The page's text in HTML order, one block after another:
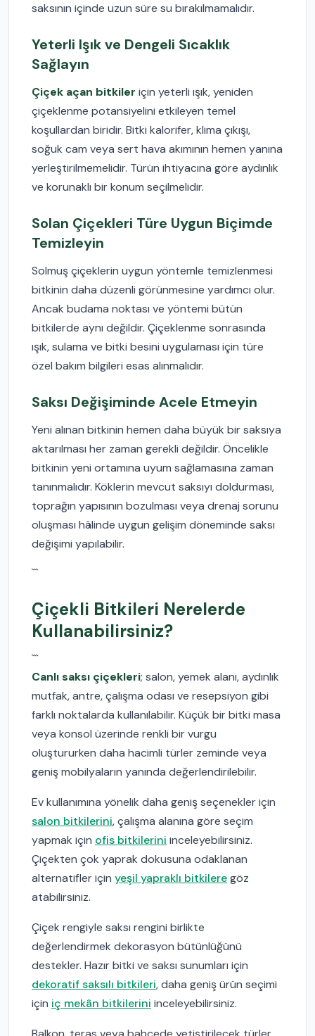
saksının içinde uzun süre su bırakılmamalıdır.
Yeterli Işık ve Dengeli Sıcaklık
Sağlayın
Çiçek açan bitkiler için yeterli ışık, yeniden
çiçeklenme potansiyelini etkileyen temel
koşullardan biridir. Bitki kalorifer, klima çıkışı,
soğuk cam veya sert hava akımının hemen yanına
yerleştirilmemelidir. Türün ihtiyacına göre aydınlık
ve korunaklı bir konum seçilmelidir.
Solan Çiçekleri Türe Uygun Biçimde
Temizleyin
Solmuş çiçeklerin uygun yöntemle temizlenmesi
bitkinin daha düzenli görünmesine yardımcı olur.
Ancak budama noktası ve yöntemi bütün
bitkilerde aynı değildir. Çiçeklenme sonrasında
ışık, sulama ve bitki besini uygulaması için türe
özel bakım bilgileri esas alınmalıdır.
Saksı Değişiminde Acele Etmeyin
Yeni alınan bitkinin hemen daha büyük bir saksıya
aktarılması her zaman gerekli değildir. Öncelikle
bitkinin yeni ortamına uyum sağlamasına zaman
tanınmalıdır. Köklerin mevcut saksıyı doldurması,
toprağın yapısının bozulması veya drenaj sorunu
oluşması hâlinde uygun gelişim döneminde saksı
değişimi yapılabilir.
```
Çiçekli Bitkileri Nerelerde
Kullanabilirsiniz?
```
Canlı saksı çiçekleri; salon, yemek alanı, aydınlık
mutfak, antre, çalışma odası ve resepsiyon gibi
farklı noktalarda kullanılabilir. Küçük bir bitki masa
veya konsol üzerinde renkli bir vurgu
oluştururken daha hacimli türler zeminde veya
geniş mobilyaların yanında değerlendirilebilir.
Ev kullanımına yönelik daha geniş seçenekler için
salon bitkilerini, çalışma alanına göre seçim
yapmak için ofis bitkilerini inceleyebilirsiniz.
Çiçekten çok yaprak dokusuna odaklanan
alternatifler için yeşil yapraklı bitkileregöz
atabilirsiniz.
Çiçek rengiyle saksı rengini birlikte
değerlendirmek dekorasyon bütünlüğünü
destekler. Hazır bitki ve saksı sunumları için
dekoratif saksılı bitkileri, daha geniş ürün seçimi
için iç mekân bitkilerini inceleyebilirsiniz.